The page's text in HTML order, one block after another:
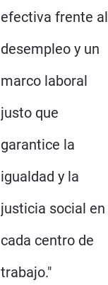
efectiva frente al
desempleo y un
marco laboral
justo que
garantice la
igualdad y la
justicia social en
cada centro de
trabajo."